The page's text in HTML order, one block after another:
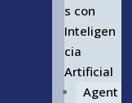
s con
Inteligen
cia
Artificial
Agent